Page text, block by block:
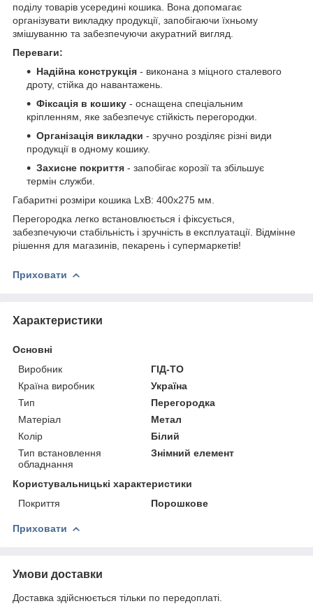
поділу товарів усередині кошика. Вона допомагає
організувати викладку продукції, запобігаючи їхньому
змішуванню та забезпечуючи акуратний вигляд.
Переваги:
Надійна конструкція - виконана з міцного сталевого
дроту, стійка до навантажень.
Фіксація в кошику - оснащена спеціальним
кріпленням, яке забезпечує стійкість перегородки.
Організація викладки - зручно розділяє різні види
продукції в одному кошику.
Захисне покриття - запобігає корозії та збільшує
термін служби.
Габаритні розміри кошика LxB: 400х275 мм.
Перегородка легко встановлюється і фіксується,
забезпечуючи стабільність і зручність в експлуатації. Відмінне
рішення для магазинів, пекарень і супермаркетів!
Приховати
Характеристики
Основні
Виробник
ГІД-ТО
Країна виробник
Україна
Тип
Перегородка
Матеріал
Метал
Колір
Білий
Тип встановлення
обладнання
Знімний елемент
Користувальницькі характеристики
Покриття
Порошкове
Приховати
Умови доставки
Доставка здійснюється тільки по передоплаті.